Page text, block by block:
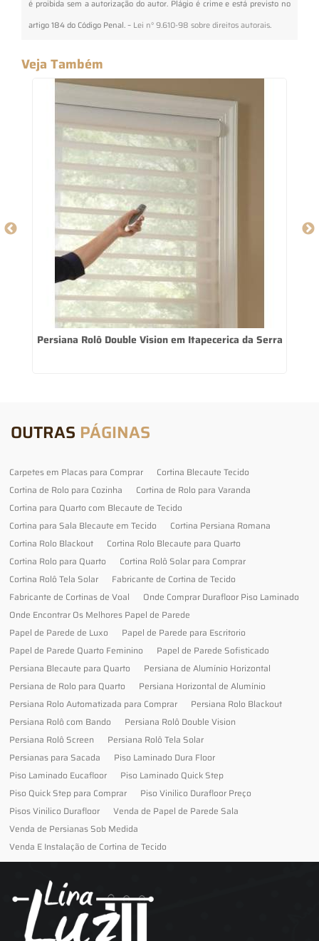
é proibida sem a autorização do autor. Plágio é crime e está previsto no
artigo 184 do Código Penal. – Lei n° 9.610-98 sobre direitos autorais.
Veja Também
Persiana Rolô Double Vision em Itapecerica da Serra
OUTRAS PÁGINAS
Carpetes em Placas para Comprar
Cortina Blecaute Tecido
Cortina de Rolo para Cozinha
Cortina de Rolo para Varanda
Cortina para Quarto com Blecaute de Tecido
Cortina para Sala Blecaute em Tecido
Cortina Persiana Romana
Cortina Rolo Blackout
Cortina Rolo Blecaute para Quarto
Cortina Rolo para Quarto
Cortina Rolô Solar para Comprar
Cortina Rolô Tela Solar
Fabricante de Cortina de Tecido
Fabricante de Cortinas de Voal
Onde Comprar Durafloor Piso Laminado
Onde Encontrar Os Melhores Papel de Parede
Papel de Parede de Luxo
Papel de Parede para Escritorio
Papel de Parede Quarto Feminino
Papel de Parede Sofisticado
Persiana Blecaute para Quarto
Persiana de Alumínio Horizontal
Persiana de Rolo para Quarto
Persiana Horizontal de Alumínio
Persiana Rolo Automatizada para Comprar
Persiana Rolo Blackout
Persiana Rolô com Bando
Persiana Rolô Double Vision
Persiana Rolô Screen
Persiana Rolô Tela Solar
Persianas para Sacada
Piso Laminado Dura Floor
Piso Laminado Eucafloor
Piso Laminado Quick Step
Piso Quick Step para Comprar
Piso Vinilico Durafloor Preço
Pisos Vinilico Durafloor
Venda de Papel de Parede Sala
Venda de Persianas Sob Medida
Venda E Instalação de Cortina de Tecido